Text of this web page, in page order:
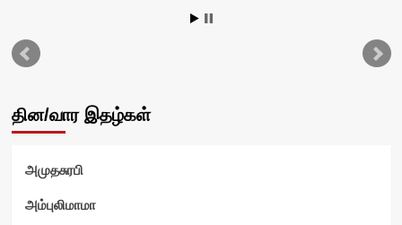
தின/வார இதழ்கள்
அமுதசுரபி
அம்புலிமாமா